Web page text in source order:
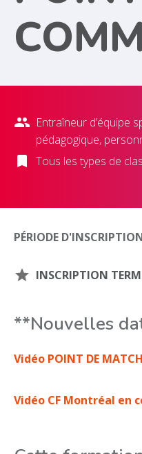
Entraîneur d’équipe
pédagogique,
Tous les types de
PÉRIODE
INSCRIPTION
**Nouvelles
Vidéo POINT DE
Vidéo CF Montréal en